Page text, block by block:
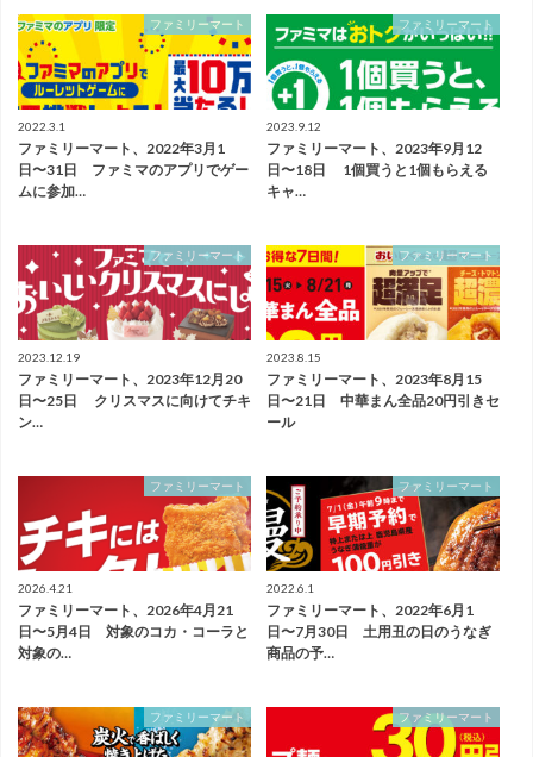
ファミリーマート
2022.3.1
ファミリーマート、2022年3月1
日〜31日 ファミマのアプリでゲー
ムに参加…
ファミリーマート
2023.9.12
ファミリーマート、2023年9月12
日〜18日 1個買うと1個もらえる
キャ…
ファミリーマート
2023.12.19
ファミリーマート、2023年12月20
日〜25日 クリスマスに向けてチキ
ン…
ファミリーマート
2023.8.15
ファミリーマート、2023年8月15
日〜21日 中華まん全品20円引きセ
ール
ファミリーマート
2026.4.21
ファミリーマート、2026年4月21
日〜5月4日 対象のコカ・コーラと
対象の…
ファミリーマート
2022.6.1
ファミリーマート、2022年6月1
日〜7月30日 土用丑の日のうなぎ
商品の予…
ファミリーマート ファミリーマート